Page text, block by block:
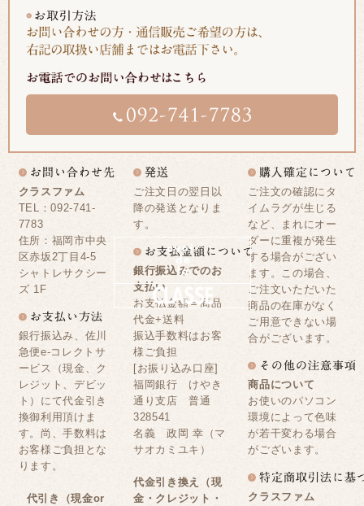
クラスファム
TEL：092-741-
7783
住所：福岡市中央
区赤坂2丁目4-5
シャトレサクシー
ズ 1F
銀行振込み、佐川
急便e-コレクトサ
ービス（現金、ク
レジット、デビッ
ト）にて代金引き
換御利用頂けま
す。尚、手数料は
お客様ご負担とな
ります。
代引き（現金or
ご注文日の翌日以
降の発送となりま
す。
銀行振込みでのお
支払い
お支払金額＝商品
代金+送料
振込手数料はお客
様ご負担
[お振り込み口座]
福岡銀行 けやき
通り支店 普通
328541
名義 政岡 幸（マ
サオカミユキ）
代金引き換え（現
金・クレジット・
ご注文の確認にタ
イムラグが生じる
など、まれにオー
ダーに重複が発生
する場合がござい
ます。この場合、
ご注文いただいた
商品の在庫がなく
ご用意できない場
合がございます。
商品について
お使いのパソコン
環境によって色味
が若干変わる場合
がございます。
クラスファム